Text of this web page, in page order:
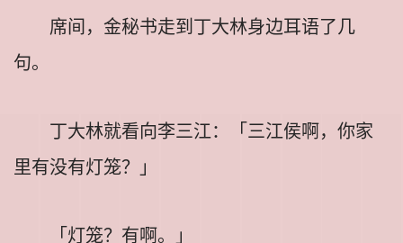
席间，金秘书走到丁大林身边耳语了几
句。
丁大林就看向李三江：「三江侯啊，你家
里有没有灯笼？」
「灯笼？有啊。」